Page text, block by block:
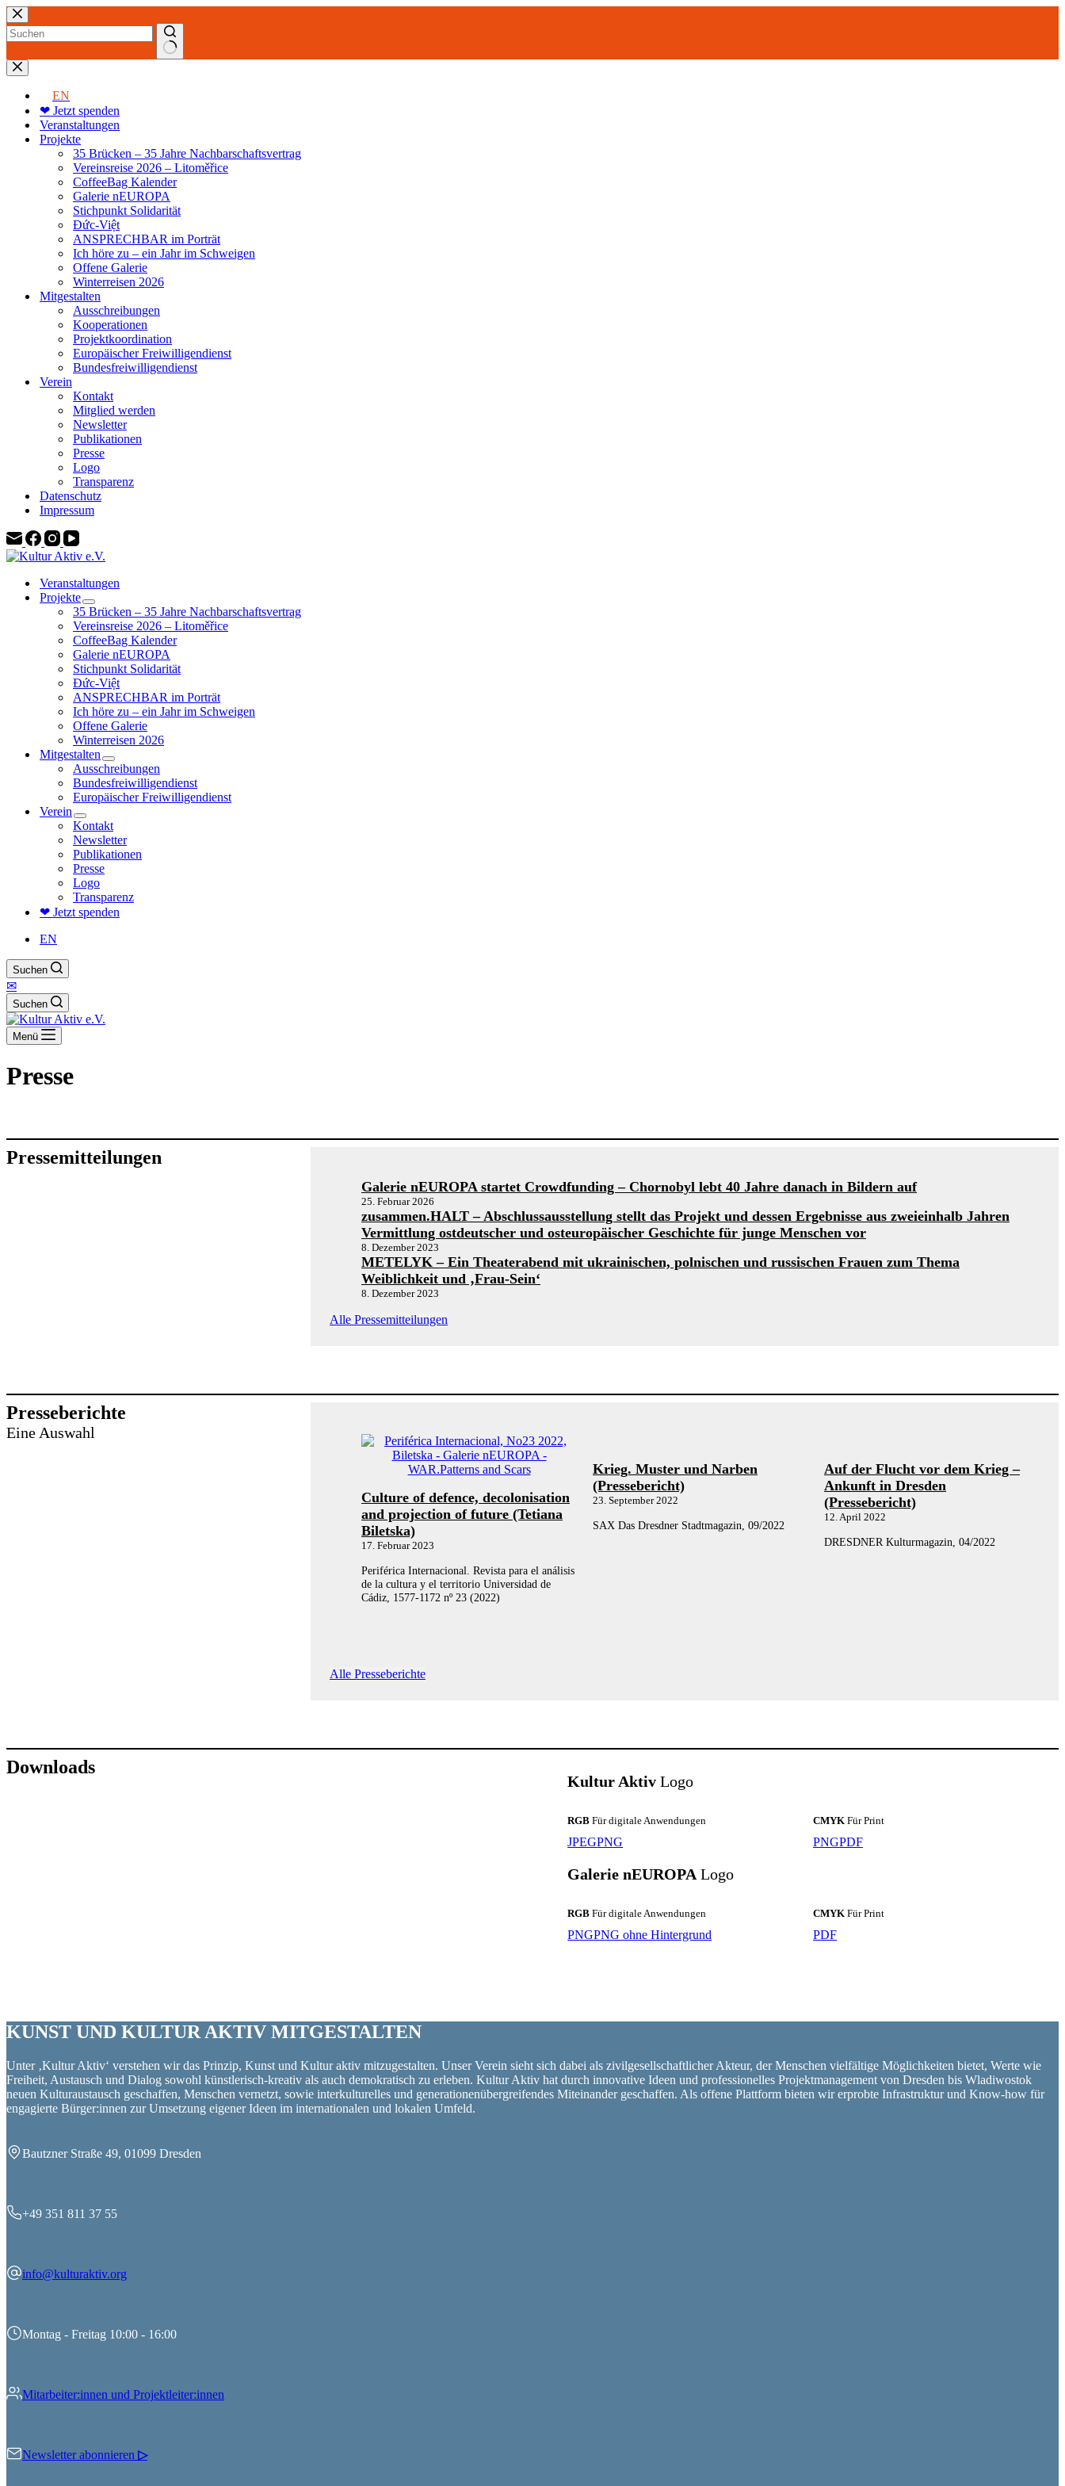
Zum
Inhalt
springen
Keine
Ergebnisse
EN
❤ Jetzt spenden
Veranstaltungen
Projekte
35 Brücken – 35 Jahre Nachbarschaftsvertrag
Vereinsreise 2026 – Litoměřice
CoffeeBag Kalender
Galerie nEUROPA
Stichpunkt Solidarität
Đức-Việt
ANSPRECHBAR im Porträt
Ich höre zu – ein Jahr im Schweigen
Offene Galerie
Winterreisen 2026
Mitgestalten
Ausschreibungen
Kooperationen
Projektkoordination
Europäischer Freiwilligendienst
Bundesfreiwilligendienst
Verein
Kontakt
Mitglied werden
Newsletter
Publikationen
Presse
Logo
Transparenz
Datenschutz
Impressum
Veranstaltungen
Projekte
35 Brücken – 35 Jahre Nachbarschaftsvertrag
Vereinsreise 2026 – Litoměřice
CoffeeBag Kalender
Galerie nEUROPA
Stichpunkt Solidarität
Đức-Việt
ANSPRECHBAR im Porträt
Ich höre zu – ein Jahr im Schweigen
Offene Galerie
Winterreisen 2026
Mitgestalten
Ausschreibungen
Bundesfreiwilligendienst
Europäischer Freiwilligendienst
Verein
Kontakt
Newsletter
Publikationen
Presse
Logo
Transparenz
❤ Jetzt spenden
EN
Suchen
✉
Suchen
Menü
Presse
Pressemitteilungen
Galerie nEUROPA startet Crowdfunding – Chornobyl lebt 40 Jahre danach in Bildern auf
25. Februar 2026
zusammen.HALT – Abschlussausstellung stellt das Projekt und dessen Ergebnisse aus zweieinhalb Jahren
Vermittlung ostdeutscher und osteuropäischer Geschichte für junge Menschen vor
8. Dezember 2023
METELYK – Ein Theaterabend mit ukrainischen, polnischen und russischen Frauen zum Thema
Weiblichkeit und ‚Frau-Sein‘
8. Dezember 2023
Alle Pressemitteilungen
Presseberichte
Eine Auswahl
Culture of defence, decolonisation
and projection of future (Tetiana
Biletska)
17. Februar 2023
Periférica Internacional. Revista para el análisis
de la cultura y el territorio Universidad de
Cádiz, 1577-1172 nº 23 (2022)
Krieg. Muster und Narben
(Pressebericht)
23. September 2022
SAX Das Dresdner Stadtmagazin, 09/2022
Auf der Flucht vor dem Krieg –
Ankunft in Dresden
(Pressebericht)
12. April 2022
DRESDNER Kulturmagazin, 04/2022
Alle Presseberichte
Downloads
Kultur Aktiv Logo
RGB Für digitale Anwendungen
JPEGPNG
CMYK Für Print
PNGPDF
Galerie nEUROPA Logo
RGB Für digitale Anwendungen
PNGPNG ohne Hintergrund
CMYK Für Print
PDF
KUNST UND KULTUR AKTIV MITGESTALTEN
Unter ‚Kultur Aktiv‘ verstehen wir das Prinzip, Kunst und Kultur aktiv mitzugestalten. Unser Verein sieht sich dabei als zivilgesellschaftlicher Akteur, der Menschen vielfältige Möglichkeiten bietet, Werte wie
Freiheit, Austausch und Dialog sowohl künstlerisch-kreativ als auch demokratisch zu erleben. Kultur Aktiv hat durch innovative Ideen und professionelles Projektmanagement von Dresden bis Wladiwostok
neuen Kulturaustausch geschaffen, Menschen vernetzt, sowie interkulturelles und generationenübergreifendes Miteinander geschaffen. Als offene Plattform bieten wir erprobte Infrastruktur und Know-how für
engagierte Bürger:innen zur Umsetzung eigener Ideen im internationalen und lokalen Umfeld.
Bautzner Straße 49, 01099 Dresden
+49 351 811 37 55
info@kulturaktiv.org
Montag - Freitag 10:00 - 16:00
Mitarbeiter:innen und Projektleiter:innen
Newsletter abonnieren ▷